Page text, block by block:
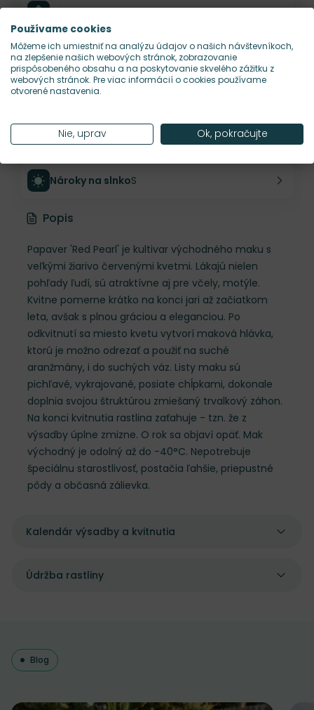
Výška rastliny65 cm
Šírka rastliny50 cm
Habitus rastliny
Hustota výsadby
Nároky na slnkoS
Popis
Papaver 'Red Pearl' je kultivar východného maku s
veľkými žiarivo červenými kvetmi. Lákajú nielen
pohľady ľudí, sú atraktívne aj pre včely, motýle.
Kvitne pomerne krátko na konci jari až začiatkom
leta, avšak s plnou gráciou a eleganciou. Po
odkvitnutí sa miesto kvetu vytvorí maková hlávka,
ktorú je možno odrezať a použiť na suché
aranžmány, i do suchých váz. Listy maku sú
pichľavé, vykrajované, posiate chĺpkami, dokonale
doplnia svojou štruktúrou zmiešaný trvalkový záhon.
Na konci kvitnutia rastlina zaťahuje - tzn. že z
výsadby úplne zmizne. O rok sa objaví opäť. Mak
východný je odolný až do -40°C. Nepotrebuje
špeciálnu starostlivosť, postačia ľahšie, priepustné
pôdy a občasná zálievka.
Kalendár výsadby a kvitnutia
Údržba rastliny
Blog
Používame cookies
Môžeme ich umiestniť na analýzu údajov o našich návštevníkoch,
na zlepšenie našich webových stránok, zobrazovanie
prispôsobeného obsahu a na poskytovanie skvelého zážitku z
webových stránok. Pre viac informácií o cookies používame
otvorené nastavenia.
Nie, uprav Ok, pokračujte